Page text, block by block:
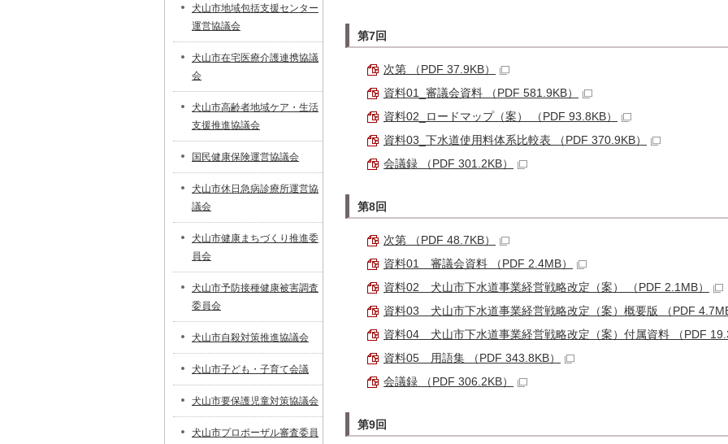
第7回
次第 （PDF 37.9KB）
資料01_審議会資料 （PDF 581.9KB）
資料02_ロードマップ（案） （PDF 93.8KB）
資料03_下水道使用料体系比較表 （PDF 370.9KB）
会議録 （PDF 301.2KB）
第8回
次第 （PDF 48.7KB）
資料01 審議会資料 （PDF 2.4MB）
資料02 犬山市下水道事業経営戦略改定（案） （PDF 2.1MB）
資料03 犬山市下水道事業経営戦略改定（案）概要版 （PDF
資料04 犬山市下水道事業経営戦略改定（案）付属資料 （PDF
資料05 用語集 （PDF 343.8KB）
会議録 （PDF 306.2KB）
第9回
犬山市地域包括支援センター
運営協議会
犬山市在宅医療介護連携協議
会
犬山市高齢者地域ケア・生活
支援推進協議会
国民健康保険運営協議会
犬山市休日急病診療所運営協
議会
犬山市健康まちづくり推進委
員会
犬山市予防接種健康被害調査
委員会
犬山市自殺対策推進協議会
犬山市子ども・子育て会議
犬山市要保護児童対策協議会
犬山市プロポーザル審査委員